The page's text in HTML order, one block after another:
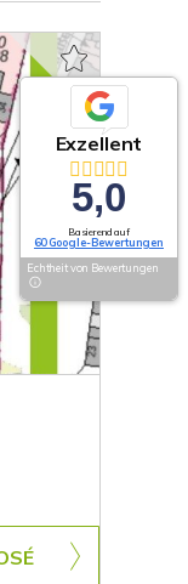
Exzellent
5,0
Basierend auf
60 Google-Bewertungen
Echtheit von Bewertungen